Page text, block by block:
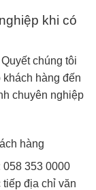
khi có
chúng tôi
hàng đến
chuyên nghiệp
hàng
058 353 0000
tiếp địa chỉ văn